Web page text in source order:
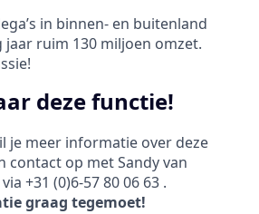
in binnen- en buitenland
jaar ruim 130 miljoen omzet.
deze functie!
je meer informatie over deze
contact op met Sandy van
+31 (0)6-57 80 06 63 .
graag tegemoet!